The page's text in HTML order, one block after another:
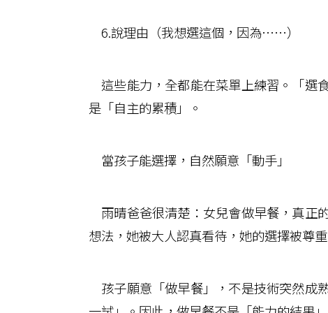
6.說理由（我想選這個，因為……）
這些能力，全都能在菜單上練習。「選
是「自主的累積」。
當孩子能選擇，自然願意「動手」
雨晴爸爸很清楚：女兒會做早餐，真正
想法，她被大人認真看待，她的選擇被尊
孩子願意「做早餐」，不是技術突然成